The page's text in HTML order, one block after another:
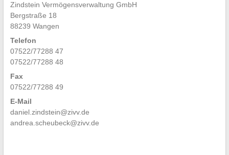
Zindstein Vermögensverwaltung GmbH
Bergstraße 18
88239 Wangen
Telefon
07522/77288 47
07522/77288 48
Fax
07522/77288 49
E-Mail
daniel.zindstein@zivv.de
andrea.scheubeck@zivv.de